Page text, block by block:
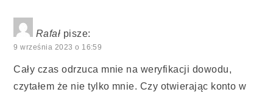
Rafał pisze:
9 września 2023 o 16:59
Cały czas odrzuca mnie na weryfikacji dowodu,
czytałem że nie tylko mnie. Czy otwierając konto w